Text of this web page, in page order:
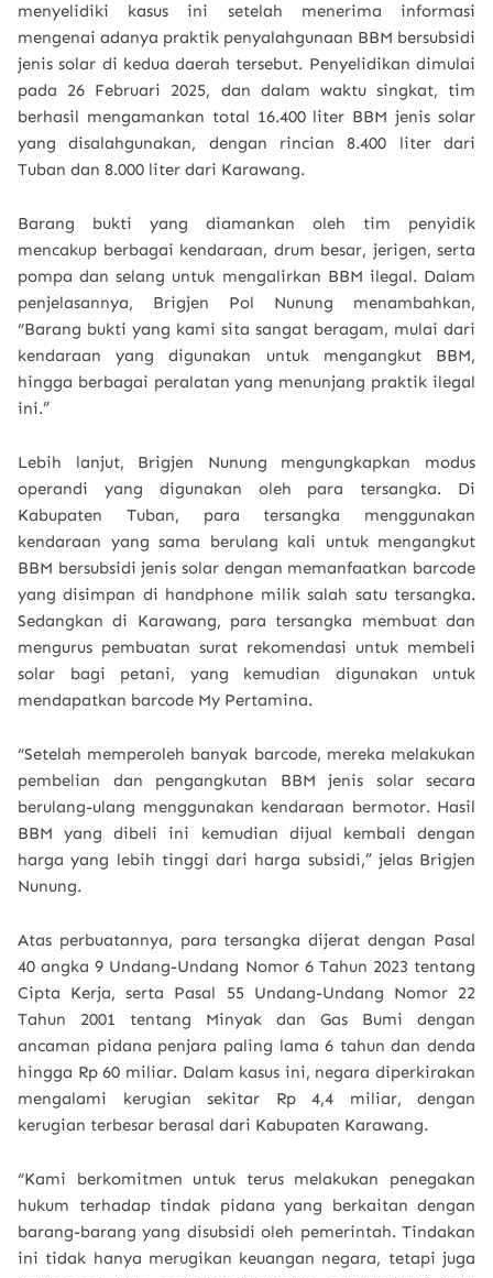
menyelidiki kasus ini setelah menerima informasi
mengenai adanya praktik penyalahgunaan BBM bersubsidi
jenis solar di kedua daerah tersebut. Penyelidikan dimulai
pada 26 Februari 2025, dan dalam waktu singkat, tim
berhasil mengamankan total 16.400 liter BBM jenis solar
yang disalahgunakan, dengan rincian 8.400 liter dari
Tuban dan 8.000 liter dari Karawang.
Barang bukti yang diamankan oleh tim penyidik
mencakup berbagai kendaraan, drum besar, jerigen, serta
pompa dan selang untuk mengalirkan BBM ilegal. Dalam
penjelasannya, Brigjen Pol Nunung menambahkan,
“Barang bukti yang kami sita sangat beragam, mulai dari
kendaraan yang digunakan untuk mengangkut BBM,
hingga berbagai peralatan yang menunjang praktik ilegal
ini.”
Lebih lanjut, Brigjen Nunung mengungkapkan modus
operandi yang digunakan oleh para tersangka. Di
Kabupaten Tuban, para tersangka menggunakan
kendaraan yang sama berulang kali untuk mengangkut
BBM bersubsidi jenis solar dengan memanfaatkan barcode
yang disimpan di handphone milik salah satu tersangka.
Sedangkan di Karawang, para tersangka membuat dan
mengurus pembuatan surat rekomendasi untuk membeli
solar bagi petani, yang kemudian digunakan untuk
mendapatkan barcode My Pertamina.
“Setelah memperoleh banyak barcode, mereka melakukan
pembelian dan pengangkutan BBM jenis solar secara
berulang-ulang menggunakan kendaraan bermotor. Hasil
BBM yang dibeli ini kemudian dijual kembali dengan
harga yang lebih tinggi dari harga subsidi,” jelas Brigjen
Nunung.
Atas perbuatannya, para tersangka dijerat dengan Pasal
40 angka 9 Undang-Undang Nomor 6 Tahun 2023 tentang
Cipta Kerja, serta Pasal 55 Undang-Undang Nomor 22
Tahun 2001 tentang Minyak dan Gas Bumi dengan
ancaman pidana penjara paling lama 6 tahun dan denda
hingga Rp 60 miliar. Dalam kasus ini, negara diperkirakan
mengalami kerugian sekitar Rp 4,4 miliar, dengan
kerugian terbesar berasal dari Kabupaten Karawang.
“Kami berkomitmen untuk terus melakukan penegakan
hukum terhadap tindak pidana yang berkaitan dengan
barang-barang yang disubsidi oleh pemerintah. Tindakan
ini tidak hanya merugikan keuangan negara, tetapi juga